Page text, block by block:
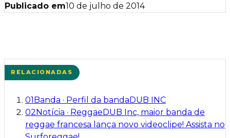
Publicado em10 de julho de 2014
RELACIONADAS
01Banda · Perfil da bandaDUB INC
02Notícia · ReggaeDUB Inc, maior banda de
reggae francesa lança novo videoclipe! Assista no